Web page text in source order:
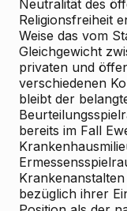
Neutralität des
Religionsfreiheit
Weise das vom
Gleichgewicht
privaten und
verschiedenen
bleibt der
bereits im Fall
bezüglich ihrer